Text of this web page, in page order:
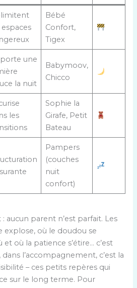
espaces
Bébé
Confort,
Tigex
une
la nuit
Babymoov,
Chicco
les
Sophie la
Girafe, Petit
Bateau
Pampers
(couches
nuit
confort)
aucun parent n’est parfait. Les
explose, où le doudou se
où la patience s’étire… c’est
l’accompagnement, c’est la
– ces petits repères qui
sur le long terme. Pour